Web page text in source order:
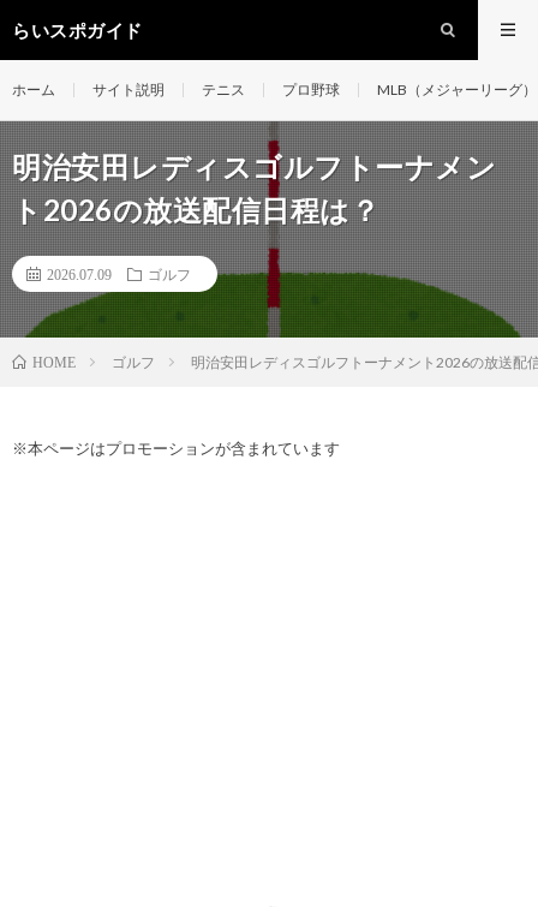
らいスポガイド
ホーム サイト説明 テニス プロ野球 MLB（メジャーリーグ）
明治安田レディスゴルフトーナメン
ト2026の放送配信日程は？
2026.07.09 ゴルフ
HOME ゴルフ 明治安田レディスゴルフトーナメント2026の放送配
※本ページはプロモーションが含まれています